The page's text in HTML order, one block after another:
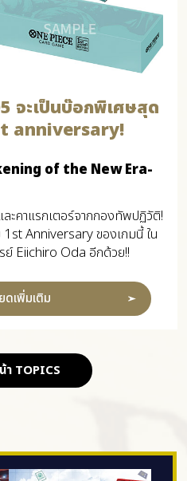
จะเป็นบ๊อกพิเศษสุด
anniversary!
of the New Era-
ะคาแรกเตอร์จากกองทัพปฏิวัติ!
Anniversary ของเกมนี้ ใน
ย์ Eiichiro Oda อีกด้วย!!
ดเพิ่มเติม
า TOPICS